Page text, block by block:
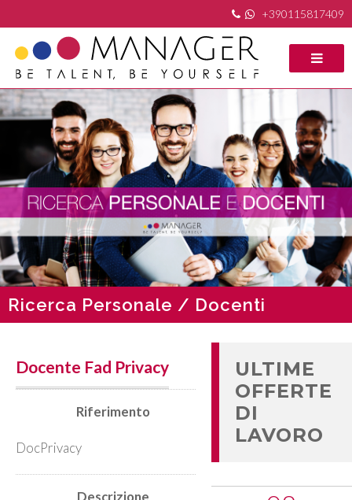
+390115817409
Ricerca Personale / Docenti
Docente Fad Privacy
Riferimento
DocPrivacy
Descrizione
ULTIME
OFFERTE
DI
LAVORO